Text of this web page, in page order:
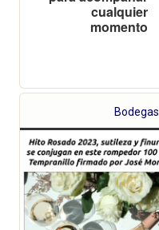
cualquier
momento
Bodegas